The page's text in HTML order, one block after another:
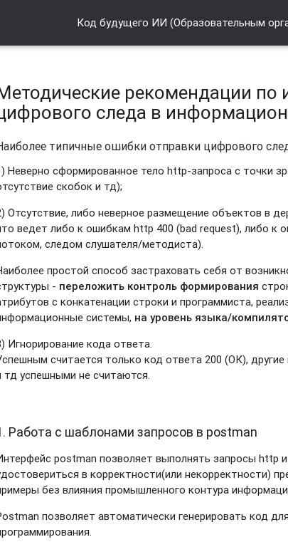
Код будущего ИИ (Образовательным
рекомендации по
следа в
типичные ошибки отправки цифрового
Неверно сформированное тело http-запроса с точки
скобок и тд);
Отсутствие, либо неверное размещение объектов в
ведет либо к ошибкам http 400 (bad request), либо к
следом слушателя/методиста).
простой способ застраховать себя от
- переложить контроль формирования
с конкатенации строки и программиста,
системы, на уровень языка/
Игнорирование кода ответа.
считается только код ответа 200 (ОК),
тд успешными не считаются.
Работа с шаблонами запросов в postman
postman позволяет выполнять запросы http
в корректности(или некорректности)
без влияния промышленного контура
позволяет автоматически генерировать код